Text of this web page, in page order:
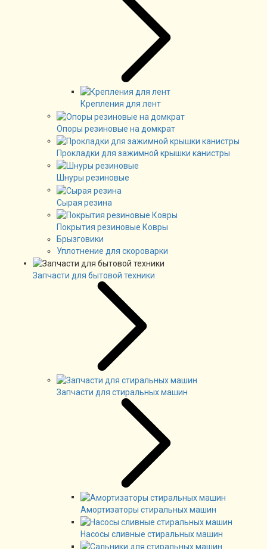
Крепления для лент
Опоры резиновые на домкрат
Прокладки для зажимной крышки канистры
Шнуры резиновые
Сырая резина
Покрытия резиновые Ковры
Брызговики
Уплотнение для скороварки
Запчасти для бытовой техники
Запчасти для стиральных машин
Амортизаторы стиральных машин
Насосы сливные стиральных машин